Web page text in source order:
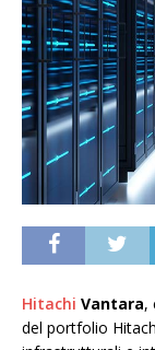
Hitachi Vantara,
del portfolio